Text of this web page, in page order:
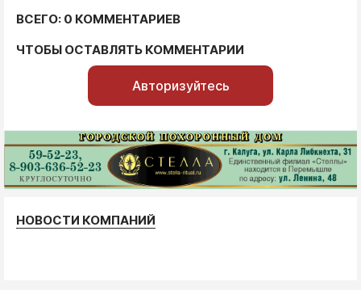
ВСЕГО: 0 КОММЕНТАРИЕВ
ЧТОБЫ ОСТАВЛЯТЬ КОММЕНТАРИИ
Авторизуйтесь
НОВОСТИ КОМПАНИЙ